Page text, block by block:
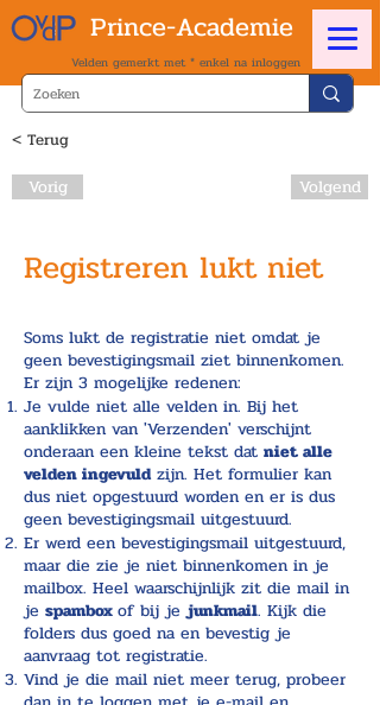
Prince-Academie
Velden gemerkt met * enkel na inloggen
< Terug
Vorig Volgend
Registreren lukt niet
Soms lukt de registratie niet omdat je
geen bevestigingsmail ziet binnenkomen.
Er zijn 3 mogelijke redenen:
Je vulde niet alle velden in. Bij het
aanklikken van 'Verzenden' verschijnt
onderaan een kleine tekst dat niet alle
velden ingevuldzijn. Het formulier kan
dus niet opgestuurd worden en er is dus
geen bevestigingsmail uitgestuurd.
Er werd een bevestigingsmail uitgestuurd,
maar die zie je niet binnenkomen in je
mailbox. Heel waarschijnlijk zit die mail in
je spamboxof bij jejunkmail. Kijk die
folders dus goed na en bevestig je
aanvraag tot registratie.
Vind je die mail niet meer terug, probeer